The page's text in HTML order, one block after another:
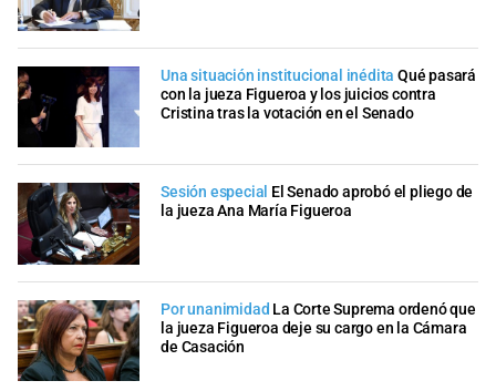
Una situación institucional inédita Qué pasará
con la jueza Figueroa y los juicios contra
Cristina tras la votación en el Senado
Sesión especial El Senado aprobó el pliego de
la jueza Ana María Figueroa
Por unanimidad La Corte Suprema ordenó que
la jueza Figueroa deje su cargo en la Cámara
de Casación